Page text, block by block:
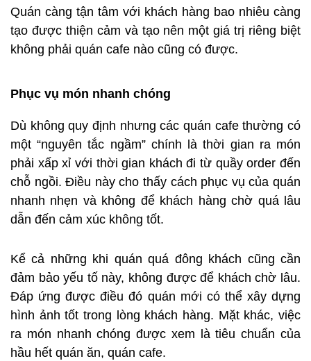
Quán càng tận tâm với khách hàng bao nhiêu càng
tạo được thiện cảm và tạo nên một giá trị riêng biệt
không phải quán cafe nào cũng có được.
Phục vụ món nhanh chóng
Dù không quy định nhưng các quán cafe thường có
một “nguyên tắc ngầm” chính là thời gian ra món
phải xấp xỉ với thời gian khách đi từ quầy order đến
chỗ ngồi. Điều này cho thấy cách phục vụ của quán
nhanh nhẹn và không để khách hàng chờ quá lâu
dẫn đến cảm xúc không tốt.
Kể cả những khi quán quá đông khách cũng cần
đảm bảo yếu tố này, không được để khách chờ lâu.
Đáp ứng được điều đó quán mới có thể xây dựng
hình ảnh tốt trong lòng khách hàng. Mặt khác, việc
ra món nhanh chóng được xem là tiêu chuẩn của
hầu hết quán ăn, quán cafe.